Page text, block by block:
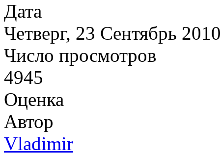
Дата
Четверг, 23 Сентябрь
Число просмотров
4945
Оценка
Автор
Vladimir